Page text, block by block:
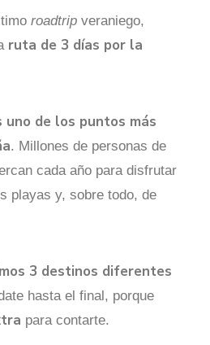
roadtripveraniego,
ruta de 3 días por la
uno de los puntos más
. Millones de personas de
cada año para disfrutar
playas y, sobre todo, de
3 destinos diferentes
hasta el final, porque
para contarte.